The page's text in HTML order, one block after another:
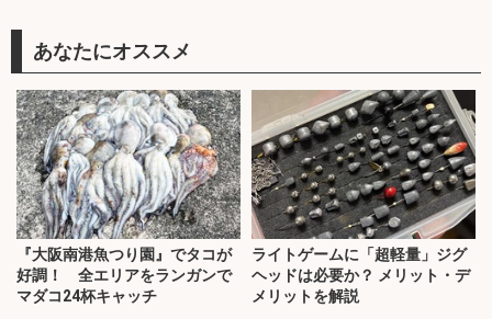
あなたにオススメ
『大阪南港魚つり園』でタコが
好調！ 全エリアをランガンで
マダコ24杯キャッチ
ライトゲームに「超軽量」ジグ
ヘッドは必要か？ メリット・デ
メリットを解説